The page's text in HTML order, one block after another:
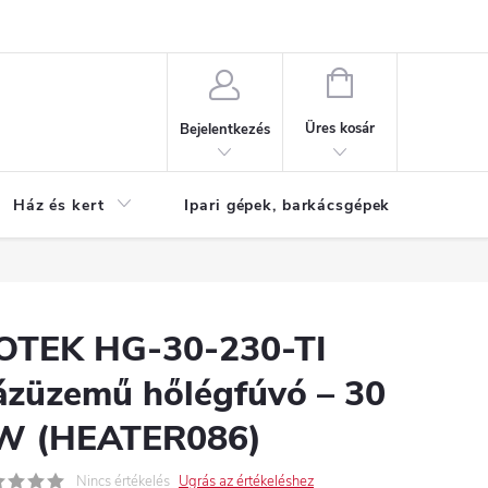
Bejelentkezés
KOSÁR
Üres kosár
Ház és kert Ipari gépek, barkácsgépek
HG-30-230-TI
hőlégfúvó – 30
(HEATER086)
Nincs értékelés Ugrás az értékeléshez